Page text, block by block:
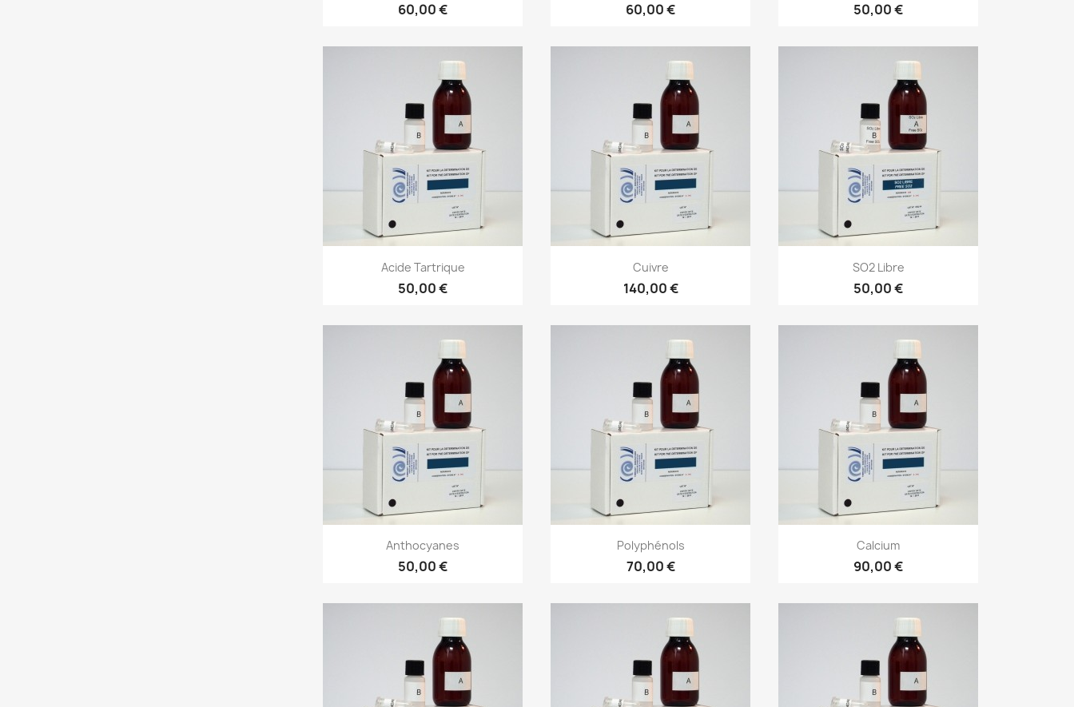
60,00 € 60,00 € 50,00 €
Acide Tartrique
50,00 €
Cuivre
140,00 €
SO2 Libre
50,00 €
Anthocyanes
50,00 €
Polyphénols
70,00 €
Calcium
90,00 €